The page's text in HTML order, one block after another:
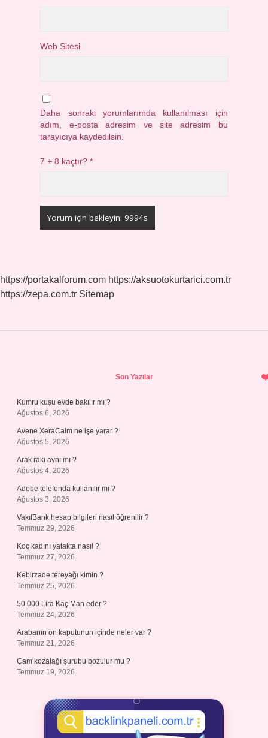
Web Sitesi
Daha sonraki yorumlarımda kullanılması için
adım, e-posta adresim ve site adresim bu
tarayıcıya kaydedilsin.
7 + 8 kaçtır?*
https://portakalforum.com https://aksuotokurtarici.com.tr
https://zepa.com.tr Sitemap
Son Yazılar
Kumru kuşu evde bakılır mı ?
Ağustos 6, 2026
Avene XeraCalm ne işe yarar ?
Ağustos 5, 2026
Arak rakı aynı mı ?
Ağustos 4, 2026
Adobe telefonda kullanılır mı ?
Ağustos 3, 2026
VakıfBank hesap bilgileri nasıl öğrenilir ?
Temmuz 29, 2026
Koç kadını yatakta nasıl ?
Temmuz 27, 2026
Kebirzade tereyağı kimin ?
Temmuz 25, 2026
50.000 Lira Kaç Man eder ?
Temmuz 24, 2026
Arabanın ön kaputunun içinde neler var ?
Temmuz 21, 2026
Çam kozalağı şurubu bozulur mu ?
Temmuz 19, 2026